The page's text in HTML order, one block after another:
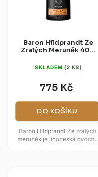
Baron Hildprandt Ze
Zralých Meruněk 40%
SKLADEM (2 KS)
775 Kč
DO KOŠÍKU
Baron Hildprandt Ze zralých
meruněk je jihočeská ovocná